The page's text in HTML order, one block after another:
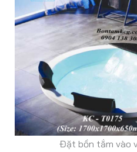
Đặt bồn tắm vào